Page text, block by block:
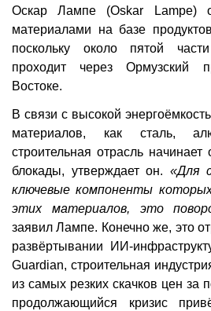
Оскар Лампе (Oskar Lampe)
материалами на базе
поскольку около пятой
проходит через Ормузский
Востоке.
В связи с высокой
материалов, как сталь,
строительная отрасль
блокады, утверждает он. «Для
ключевые компоненты
этих материалов, это
заявил Лампе. Конечно же, это
развёртывании ИИ-
Guardian, строительная
из самых резких скачков цен за
продолжающийся кризис